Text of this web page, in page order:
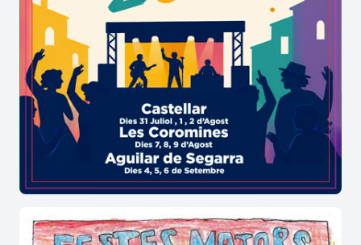
empresa.
Cada edició reuneix al voltant de 160 estands de
tot el món: des dels Estats Units, Alemanya, els
Països Baixos, Veneçuela, Itàlia i, per descomptat,
de tot Espanya. Als seus passadissos podràs
submergir-te entre milers de vinils, CDs, cassets,
singles, pòsters, llibres, accessoris i rareses de
tots els gèneres musicals.